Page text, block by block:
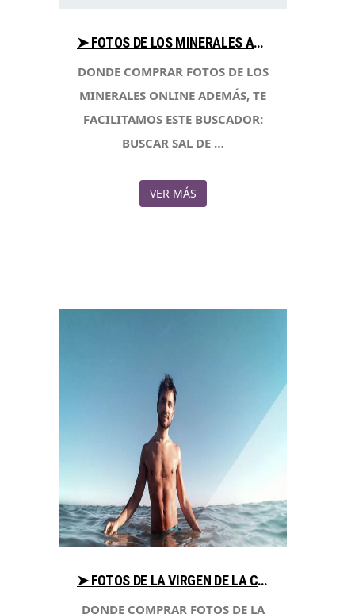
➤ FOTOS DE LOS MINERALES ANALIZA PRECIOS AL COMPRAR CON LIBRERIAESOTERICA.NET
DONDE COMPRAR FOTOS DE LOS
MINERALES ONLINE ADEMÁS, TE
FACILITAMOS ESTE BUSCADOR:
BUSCAR SAL DE …
VER MÁS
➤ FOTOS DE LA VIRGEN DE LA CANDELARIA ANALIZA PRECIO AL COMPRAR CON LIBRERIAESOTERICA.NET
DONDE COMPRAR FOTOS DE LA